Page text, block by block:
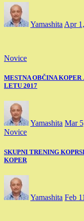
Yamashita Apr
Novice
MESTNA OBČINA
LETU 2017
Yamashita Mar
Novice
SKUPNI TRENING
KOPER
Yamashita Feb